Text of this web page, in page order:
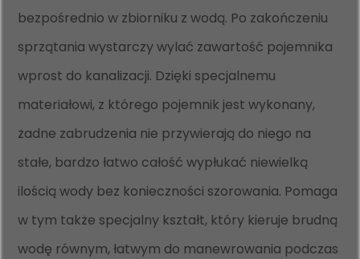
bezpośrednio w zbiorniku z wodą. Po zakończeniu
sprzątania wystarczy wylać zawartość pojemnika
wprost do kanalizacji. Dzięki specjalnemu
materiałowi, z którego pojemnik jest wykonany,
żadne zabrudzenia nie przywierają do niego na
stałe, bardzo łatwo całość wypłukać niewielką
ilością wody bez konieczności szorowania. Pomaga
w tym także specjalny kształt, który kieruje brudną
wodę równym, łatwym do manewrowania podczas